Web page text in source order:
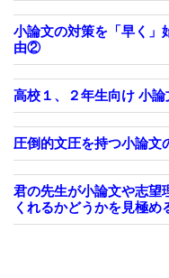
小論文の対策を「早く」
由②
高校１、２年生向け 小
圧倒的文圧を持つ小論文
君の先生が小論文や志望
くれるかどうかを見極め